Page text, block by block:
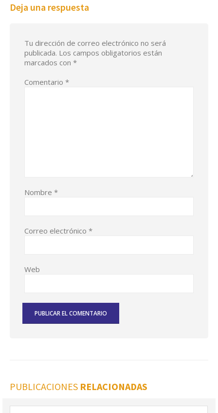
Deja una respuesta
Tu dirección de correo electrónico no será
publicada. Los campos obligatorios están
marcados con *
Comentario *
Nombre *
Correo electrónico *
Web
PUBLICACIONES RELACIONADAS